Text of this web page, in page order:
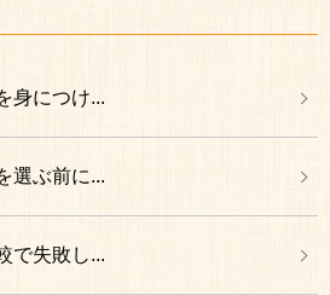
身につけ...
選ぶ前に...
で失敗し...